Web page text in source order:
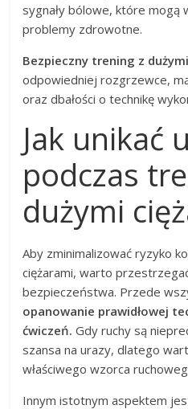
sygnały bólowe, które mogą
problemy zdrowotne.
Bezpieczny trening z
odpowiedniej rozgrzewce,
oraz dbałości o technikę
Jak unikać
podczas
dużymi
Aby zminimalizować ryzyko
ciężarami, warto
bezpieczeństwa. Przede
opanowanie prawidłowej
ćwiczeń. Gdy ruchy są
szansa na urazy, dlatego
właściwego wzorca
Innym istotnym aspektem